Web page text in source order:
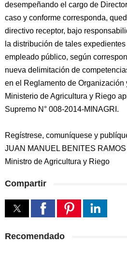
desempeñando el cargo de
caso y conforme corresponda,
directivo receptor, bajo
la distribución de tales
empleado público, según
nueva delimitación de
en el Reglamento de Organización
Ministerio de Agricultura y Riego
Supremo N° 008-2014-MINAGRI.
Regístrese, comuníquese y
JUAN MANUEL BENITES RAMOS
Ministro de Agricultura y Riego
Compartir
Recomendado